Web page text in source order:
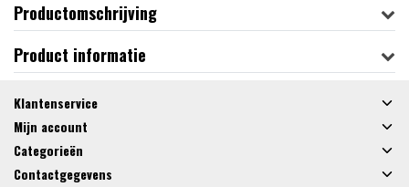
Productomschrijving
Product informatie
Klantenservice
Mijn account
Categorieën
Contactgegevens